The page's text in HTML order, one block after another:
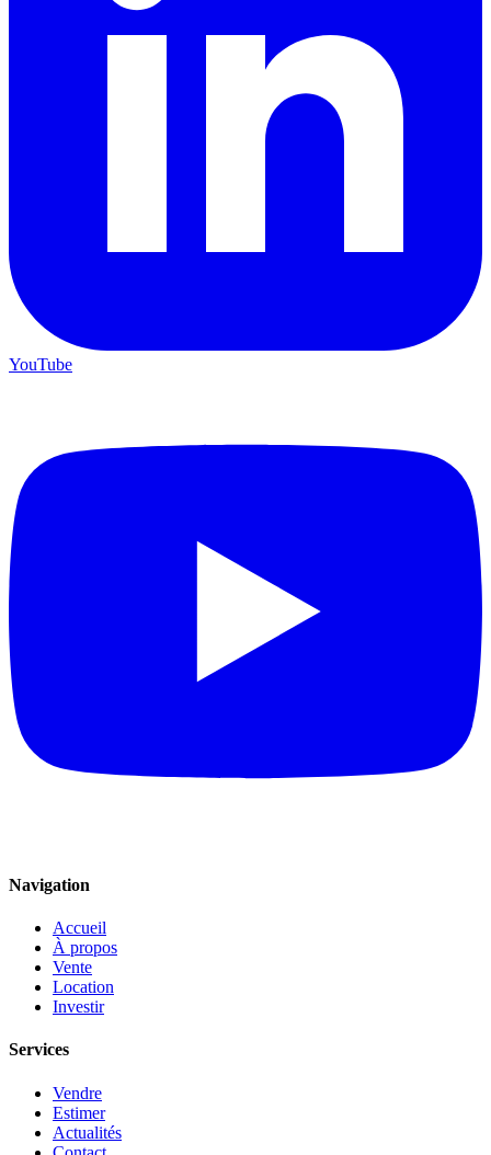
YouTube
Navigation
Accueil
À propos
Vente
Location
Investir
Services
Vendre
Estimer
Actualités